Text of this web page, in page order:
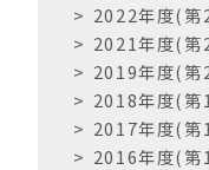
2022年度(第
2021年度(第
2019年度(第
2018年度(第
2017年度(第
2016年度(第